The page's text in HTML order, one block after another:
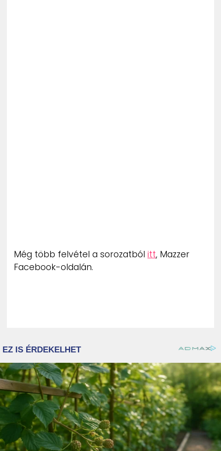
Még több felvétel a sorozatból itt, Mazzer
Facebook-oldalán.